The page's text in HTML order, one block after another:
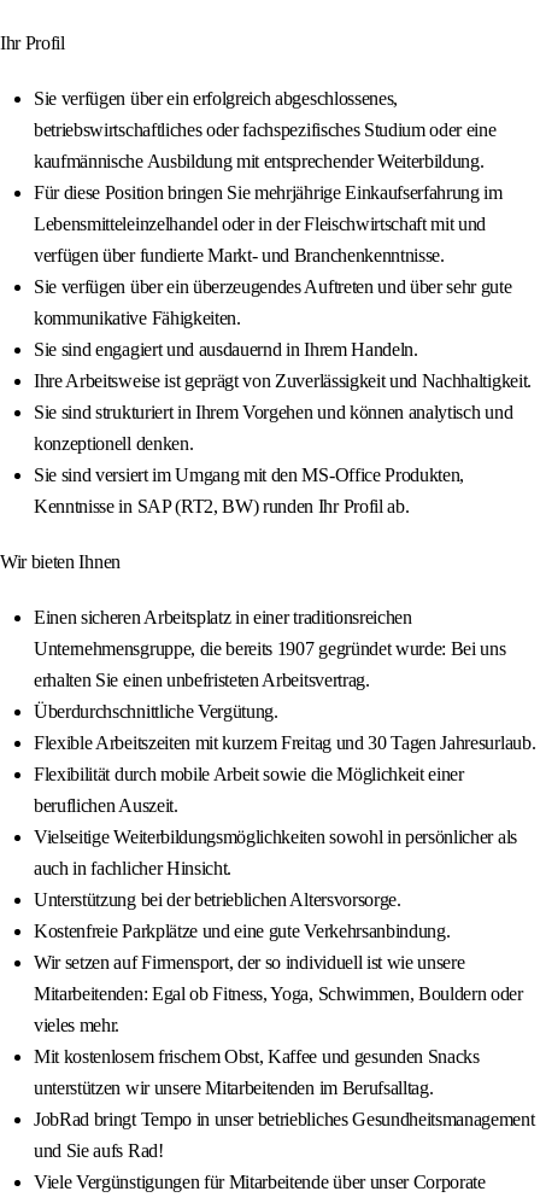
Ihr Profil
Sie verfügen über ein erfolgreich abgeschlossenes,
betriebswirtschaftliches oder fachspezifisches Studium oder eine
kaufmännische Ausbildung mit entsprechender Weiterbildung.
Für diese Position bringen Sie mehrjährige Einkaufserfahrung im
Lebensmitteleinzelhandel oder in der Fleischwirtschaft mit und
verfügen über fundierte Markt- und Branchenkenntnisse.
Sie verfügen über ein überzeugendes Auftreten und über sehr gute
kommunikative Fähigkeiten.
Sie sind engagiert und ausdauernd in Ihrem Handeln.
Ihre Arbeitsweise ist geprägt von Zuverlässigkeit und Nachhaltigkeit.
Sie sind strukturiert in Ihrem Vorgehen und können analytisch und
konzeptionell denken.
Sie sind versiert im Umgang mit den MS-Office Produkten,
Kenntnisse in SAP (RT2, BW) runden Ihr Profil ab.
Wir bieten Ihnen
Einen sicheren Arbeitsplatz in einer traditionsreichen
Unternehmensgruppe, die bereits 1907 gegründet wurde: Bei uns
erhalten Sie einen unbefristeten Arbeitsvertrag.
Überdurchschnittliche Vergütung.
Flexible Arbeitszeiten mit kurzem Freitag und 30 Tagen Jahresurlaub.
Flexibilität durch mobile Arbeit sowie die Möglichkeit einer
beruflichen Auszeit.
Vielseitige Weiterbildungsmöglichkeiten sowohl in persönlicher als
auch in fachlicher Hinsicht.
Unterstützung bei der betrieblichen Altersvorsorge.
Kostenfreie Parkplätze und eine gute Verkehrsanbindung.
Wir setzen auf Firmensport, der so individuell ist wie unsere
Mitarbeitenden: Egal ob Fitness, Yoga, Schwimmen, Bouldern oder
vieles mehr.
Mit kostenlosem frischem Obst, Kaffee und gesunden Snacks
unterstützen wir unsere Mitarbeitenden im Berufsalltag.
JobRad bringt Tempo in unser betriebliches Gesundheitsmanagement
und Sie aufs Rad!
Viele Vergünstigungen für Mitarbeitende über unser Corporate